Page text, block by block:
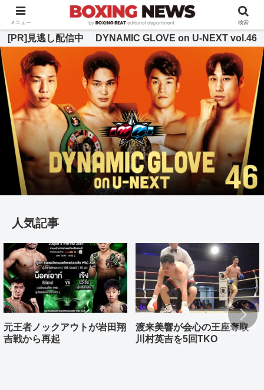
BOXING BEAT [ボクシング・ビート] 公式サイト
[PR]見逃し配信中 DYNAMIC GLOVE on U-NEXT vol.46
人気記事
元王者ノックアウトが岩田翔
吉戦から再起
渡来美響が会心の王座奪取
川村英吉を5回TKO
メニュー 検索